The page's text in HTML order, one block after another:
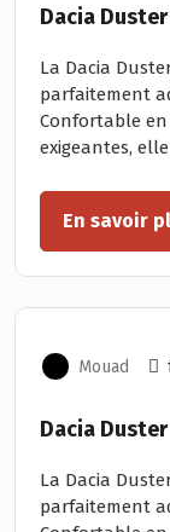
Dacia
La Dacia
parfaitement
Confortable
exigeantes,
En savoir
Mouad
Dacia
La Dacia
parfaitement